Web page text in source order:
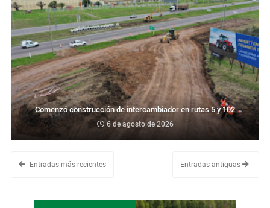
Comenzó construcción de intercambiador en rutas 5 y 102
6 de agosto de 2026
Entradas más recientes Entradas antiguas